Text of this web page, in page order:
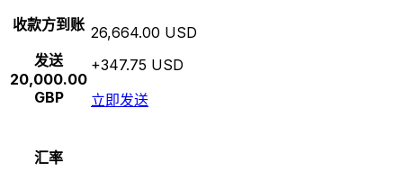
收款方到账
发送
20,000.00
GBP
26,664.00 USD
+347.75 USD
立即发送
汇率